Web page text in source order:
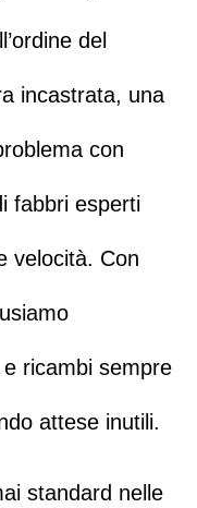
del
incastrata, una
con
fabbri esperti
velocità. Con
ricambi sempre
attese inutili.
standard nelle